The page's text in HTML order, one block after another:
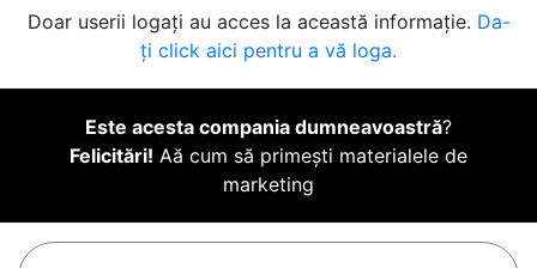
Doar userii logați au acces la această informație. Da-
ți click aici pentru a vă loga.
Este acesta compania dumneavoastră?
Felicitări! Aă cum să primești materialele de
marketing